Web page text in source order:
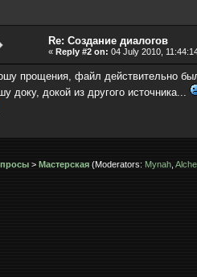
Re: Создание диалогов
« Reply #2 on: 04 July 2010,
прощения, файл действительно
доку, докой из другого источника...
> Мастерская (Moderators: Mynah